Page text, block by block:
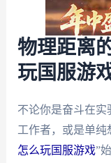
物理距离
玩国服游
不论你是奋斗在实
工作者，或是单纯
怎么玩国服游戏”